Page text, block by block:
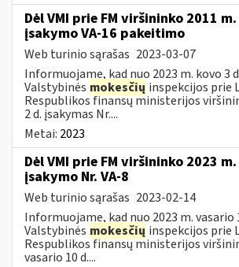
Dėl VMI prie FM viršininko 2011
įsakymo VA-16 pakeitimo
Web turinio sąrašas 2023-03-07
Informuojame, kad nuo 2023 m. kovo 3
Valstybinės mokesčių inspekcijos prie
Respublikos finansų ministerijos
2 d. įsakymas Nr....
Metai: 2023
Dėl VMI prie FM viršininko 2023
įsakymo Nr. VA-8
Web turinio sąrašas 2023-02-14
Informuojame, kad nuo 2023 m. vasario
Valstybinės mokesčių inspekcijos prie
Respublikos finansų ministerijos
vasario 10 d....